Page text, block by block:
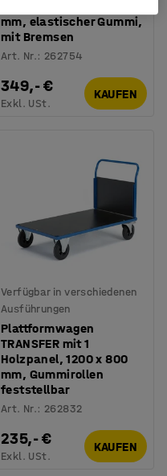
mm, elastischer Gummi,
mit Bremsen
Art. Nr.: 262754
349,- €
Exkl. USt.
KAUFEN
Verfügbar in verschiedenen
Ausführungen
Plattformwagen
TRANSFER mit 1
Holzpanel, 1200 x 800
mm, Gummirollen
feststellbar
Art. Nr.: 262832
235,- €
Exkl. USt.
KAUFEN